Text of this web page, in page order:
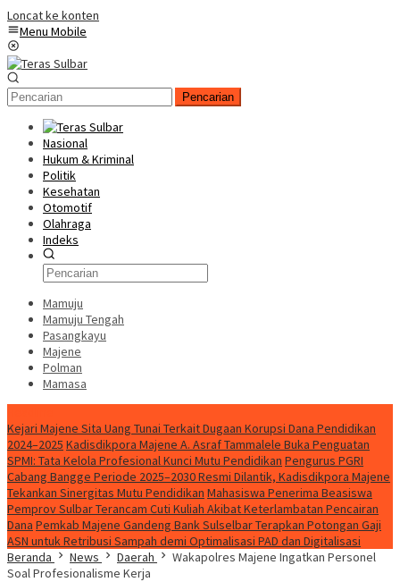
Loncat ke konten
Menu Mobile
Pencarian
Nasional
Hukum & Kriminal
Politik
Kesehatan
Otomotif
Olahraga
Indeks
Mamuju
Mamuju Tengah
Pasangkayu
Majene
Polman
Mamasa
Kejari Majene Sita Uang Tunai Terkait Dugaan Korupsi Dana Pendidikan
2024–2025 Kadisdikpora Majene A. Asraf Tammalele Buka Penguatan
SPMI: Tata Kelola Profesional Kunci Mutu Pendidikan Pengurus PGRI
Cabang Bangge Periode 2025–2030 Resmi Dilantik, Kadisdikpora Majene
Tekankan Sinergitas Mutu Pendidikan Mahasiswa Penerima Beasiswa
Pemprov Sulbar Terancam Cuti Kuliah Akibat Keterlambatan Pencairan
Dana Pemkab Majene Gandeng Bank Sulselbar Terapkan Potongan Gaji
ASN untuk Retribusi Sampah demi Optimalisasi PAD dan Digitalisasi
Beranda
News Daerah
Wakapolres Majene Ingatkan Personel
Soal Profesionalisme Kerja